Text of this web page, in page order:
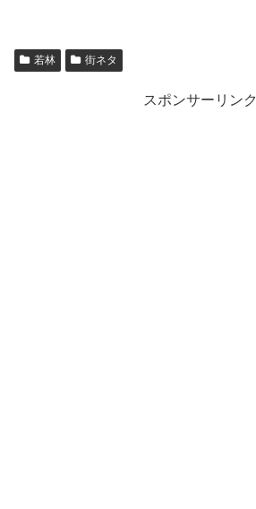
若林 街ネタ
スポンサーリンク